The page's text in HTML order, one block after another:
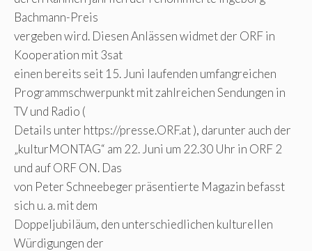
Bachmann-Preis
vergeben wird. Diesen Anlässen widmet der ORF in
Kooperation mit 3sat
einen bereits seit 15. Juni laufenden umfangreichen
Programmschwerpunkt mit zahlreichen Sendungen in
TV und Radio (
Details unter https://presse.ORF.at ), darunter auch der
„kulturMONTAG“ am 22. Juni um 22.30 Uhr in ORF 2
und auf ORF ON. Das
von Peter Schneebeger präsentierte Magazin befasst
sich u. a. mit dem
Doppeljubiläum, den unterschiedlichen kulturellen
Würdigungen der